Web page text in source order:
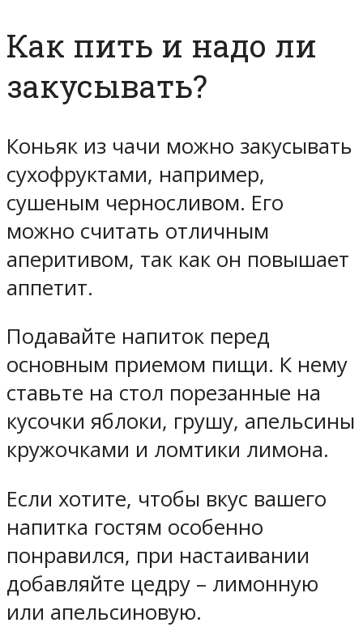
Как пить и надо ли
закусывать?
Коньяк из чачи можно закусывать
сухофруктами, например,
сушеным черносливом. Его
можно считать отличным
аперитивом, так как он повышает
аппетит.
Подавайте напиток перед
основным приемом пищи. К нему
ставьте на стол порезанные на
кусочки яблоки, грушу, апельсины
кружочками и ломтики лимона.
Если хотите, чтобы вкус вашего
напитка гостям особенно
понравился, при настаивании
добавляйте цедру – лимонную
или апельсиновую.